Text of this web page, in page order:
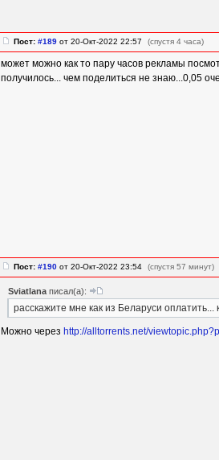
Пост: #189 от 20-Окт-2022 22:57 (спустя 4 часа)
может можно как то пару часов рекламы
получилось... чем поделиться не знаю...0,05
Пост: #190 от 20-Окт-2022 23:54 (спустя 57 минут)
Sviatlanaписал(а):
расскажите мне как из Беларуси
Можно через http://alltorrents.net/